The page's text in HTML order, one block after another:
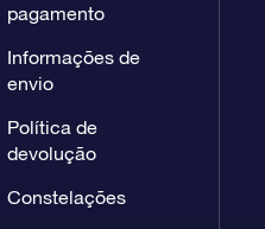
pagamento
Informações de
envio
Política de
devolução
Constelações